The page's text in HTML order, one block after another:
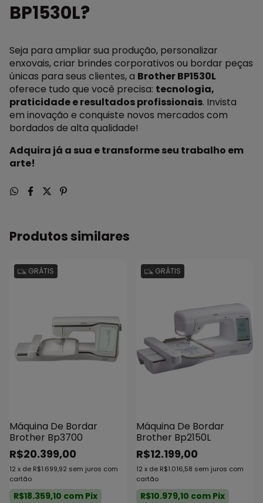
BP1530L?
Seja para ampliar sua produção, personalizar
enxovais, criar brindes corporativos ou bordar peças
únicas para seus clientes, a Brother BP1530L
oferece tudo que você precisa: tecnologia,
praticidade e resultados profissionais. Invista
em inovação e conquiste novos mercados com
bordados de alta qualidade!
Adquira já a sua e transforme seu trabalho em
arte!
Produtos similares
GRÁTIS
Máquina De Bordar
Brother Bp3700
R$20.399,00
12 x de R$1.699,92 sem juros com
cartão
R$18.359,10 com Pix
GRÁTIS
Máquina De Bordar
Brother Bp2150L
R$12.199,00
12 x de R$1.016,58 sem juros com
cartão
R$10.979,10 com Pix